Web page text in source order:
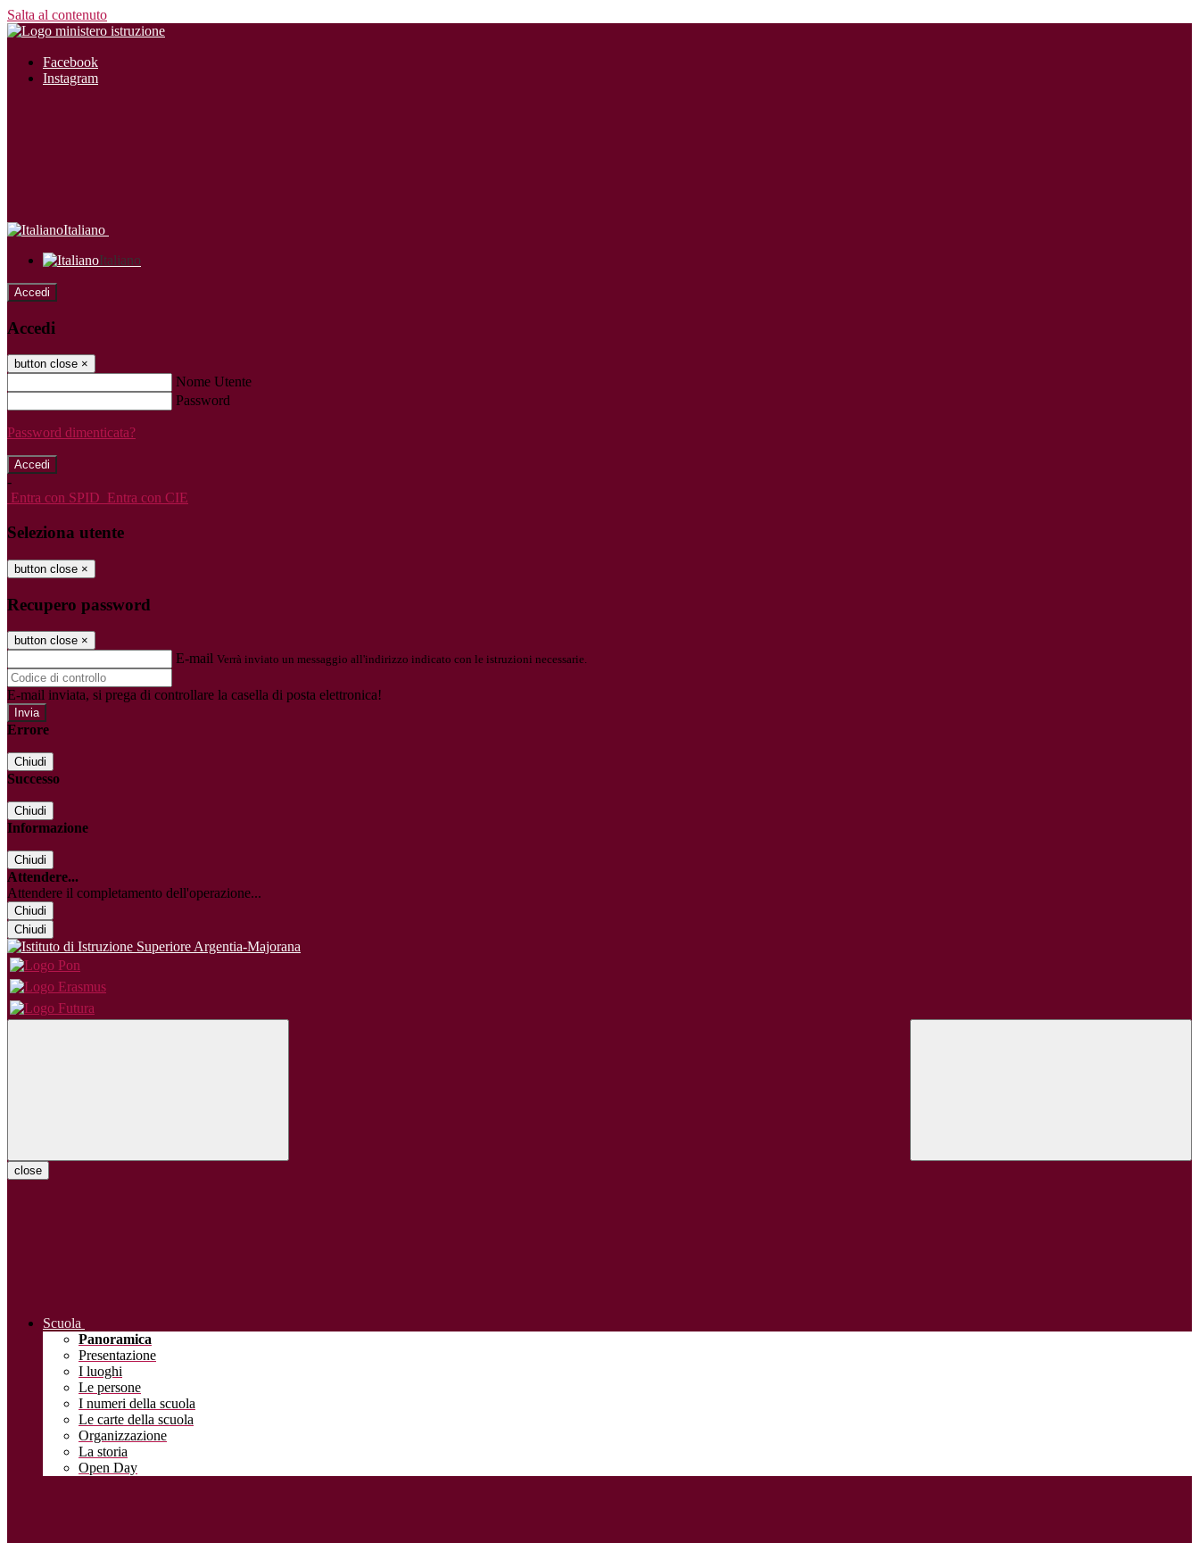
Salta al contenuto
Facebook
Instagram
Italiano
Italiano
Accedi
Accedi
button close ×
Nome Utente
Password
Password dimenticata?
-
Entra con SPID Entra con CIE
Seleziona utente
button close ×
Recupero password
button close ×
E-mail Verrà inviato un messaggio all'indirizzo indicato con le istruzioni necessarie.
E-mail inviata, si prega di controllare la casella di posta elettronica!
Errore
Chiudi
Successo
Chiudi
Informazione
Chiudi
Attendere...
Attendere il completamento dell'operazione...
Chiudi
Chiudi
close
Scuola
Panoramica
Presentazione
I luoghi
Le persone
I numeri della scuola
Le carte della scuola
Organizzazione
La storia
Open Day